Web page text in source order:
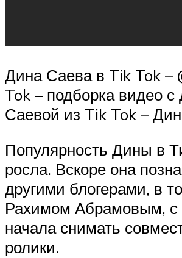
Дина Саева в Tik Tok –
Tok – подборка видео с
Саевой из Tik Tok –
Популярность Дины в
росла. Вскоре она
другими блогерами, в
Рахимом Абрамовым, с
начала снимать
ролики.